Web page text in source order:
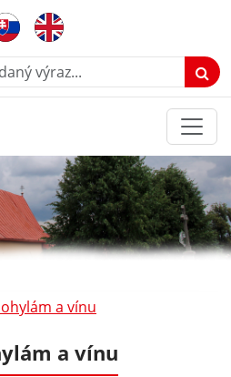
výraz...
a vínu
a vínu